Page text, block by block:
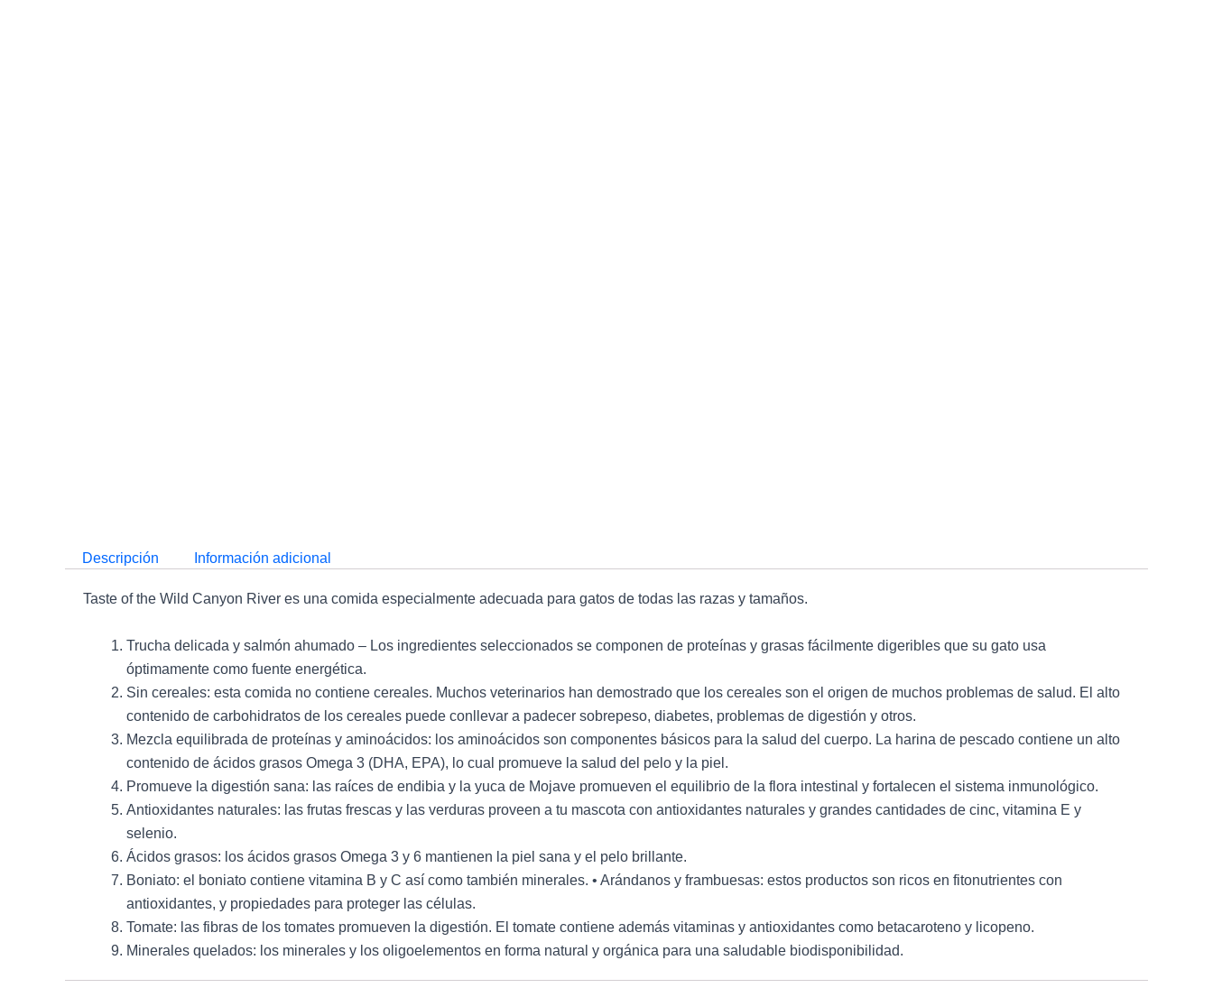
Descripción Información adicional
Taste of the Wild Canyon River es una comida especialmente adecuada para gatos de todas las razas y tamaños.
Trucha delicada y salmón ahumado – Los ingredientes seleccionados se componen de proteínas y grasas fácilmente digeribles que su gato usa
óptimamente como fuente energética.
Sin cereales: esta comida no contiene cereales. Muchos veterinarios han demostrado que los cereales son el origen de muchos problemas de salud. El alto
contenido de carbohidratos de los cereales puede conllevar a padecer sobrepeso, diabetes, problemas de digestión y otros.
Mezcla equilibrada de proteínas y aminoácidos: los aminoácidos son componentes básicos para la salud del cuerpo. La harina de pescado contiene un alto
contenido de ácidos grasos Omega 3 (DHA, EPA), lo cual promueve la salud del pelo y la piel.
Promueve la digestión sana: las raíces de endibia y la yuca de Mojave promueven el equilibrio de la flora intestinal y fortalecen el sistema inmunológico.
Antioxidantes naturales: las frutas frescas y las verduras proveen a tu mascota con antioxidantes naturales y grandes cantidades de cinc, vitamina E y
selenio.
Ácidos grasos: los ácidos grasos Omega 3 y 6 mantienen la piel sana y el pelo brillante.
Boniato: el boniato contiene vitamina B y C así como también minerales. • Arándanos y frambuesas: estos productos son ricos en fitonutrientes con
antioxidantes, y propiedades para proteger las células.
Tomate: las fibras de los tomates promueven la digestión. El tomate contiene además vitaminas y antioxidantes como betacaroteno y licopeno.
Minerales quelados: los minerales y los oligoelementos en forma natural y orgánica para una saludable biodisponibilidad.